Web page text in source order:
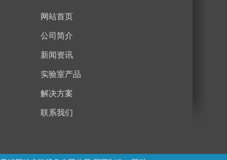
网站首页
公司简介
新闻资讯
实验室产品
解决方案
联系我们